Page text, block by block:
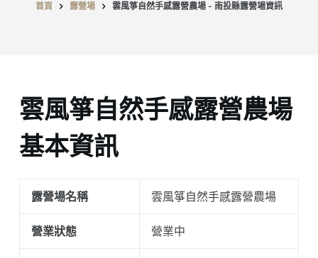
首頁 露營場 雲風箏自然手感露營農場 - 南投縣露營場資訊
雲風箏自然手感露營農場
基本資訊
露營場名稱 雲風箏自然手感露營農場
營業狀態 營業中